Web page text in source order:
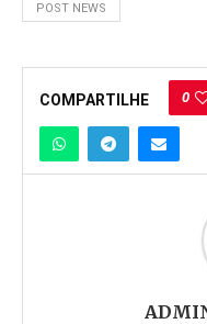
POST NEWS
COMPARTILHE 0